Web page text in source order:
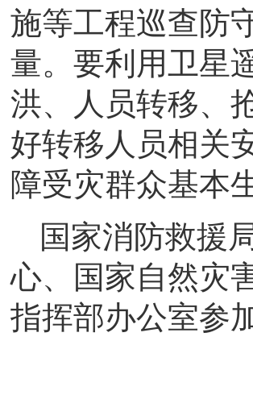
施等工程巡查防
量。要利用卫星
洪、人员转移、
好转移人员相关
障受灾群众基本
国家消防救援
心、国家自然灾
指挥部办公室参